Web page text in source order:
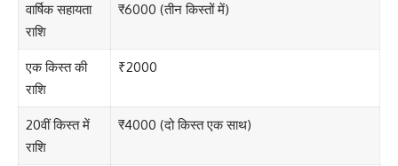
वार्षिक सहायता
राशि
₹6000 (तीन किस्तों में)
एक किस्त की
राशि
₹2000
20वीं किस्त में
राशि
₹4000 (दो किस्त एक साथ)